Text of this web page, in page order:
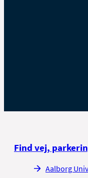
Find vej,
Aalborg